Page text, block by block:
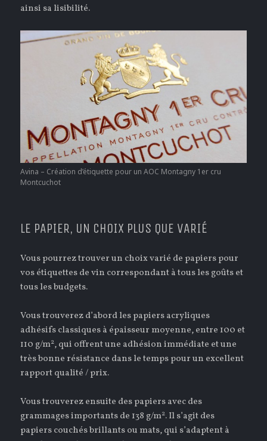
ainsi sa lisibilité.
Avina – Création d’étiquette pour un AOC Montagny 1er cru
Montcuchot
LE PAPIER, UN CHOIX PLUS QUE VARIÉ
Vous pourrez trouver un choix varié de papiers pour
vos étiquettes de vin correspondant à tous les goûts et
tous les budgets.
Vous trouverez d’abord les papiers acryliques
adhésifs classiques à épaisseur moyenne, entre 100 et
110 g/m2, qui offrent une adhésion immédiate et une
très bonne résistance dans le temps pour un excellent
rapport qualité / prix.
Vous trouverez ensuite des papiers avec des
grammages importants de 138 g/m2. Il s’agit des
papiers couchés brillants ou mats, qui s’adaptent à